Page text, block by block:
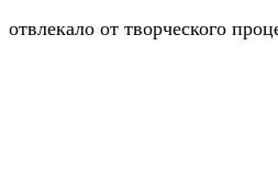
отвлекало от творческого